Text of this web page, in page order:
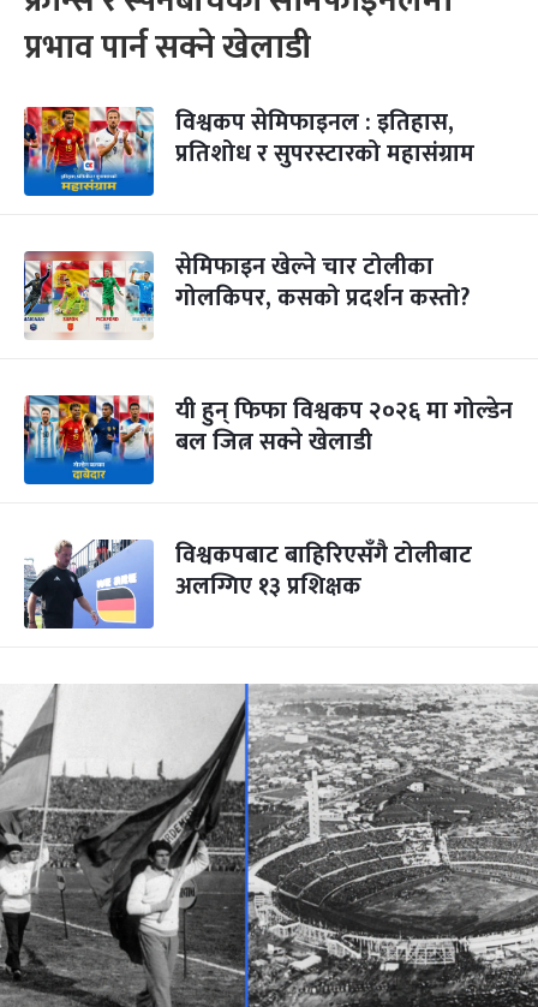
प्रभाव पार्न सक्ने खेलाडी
विश्वकप सेमिफाइनल : इतिहास,
प्रतिशोध र सुपरस्टारको महासंग्राम
सेमिफाइन खेल्ने चार टोलीका
गोलकिपर, कसको प्रदर्शन कस्तो?
यी हुन् फिफा विश्वकप २०२६ मा गोल्डेन
बल जित्न सक्ने खेलाडी
विश्वकपबाट बाहिरिएसँगै टोलीबाट
अलग्गिए १३ प्रशिक्षक